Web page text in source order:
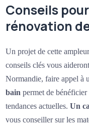
Conseils
rénovation
Un projet de cette
conseils clés vous
Normandie, faire appel à
bain permet de bénéficier
tendances actuelles. Un
vous conseiller sur les